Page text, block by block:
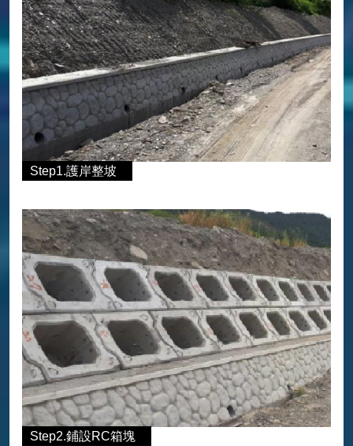
Step1.護岸整坡
Step2.鋪設RC箱塊